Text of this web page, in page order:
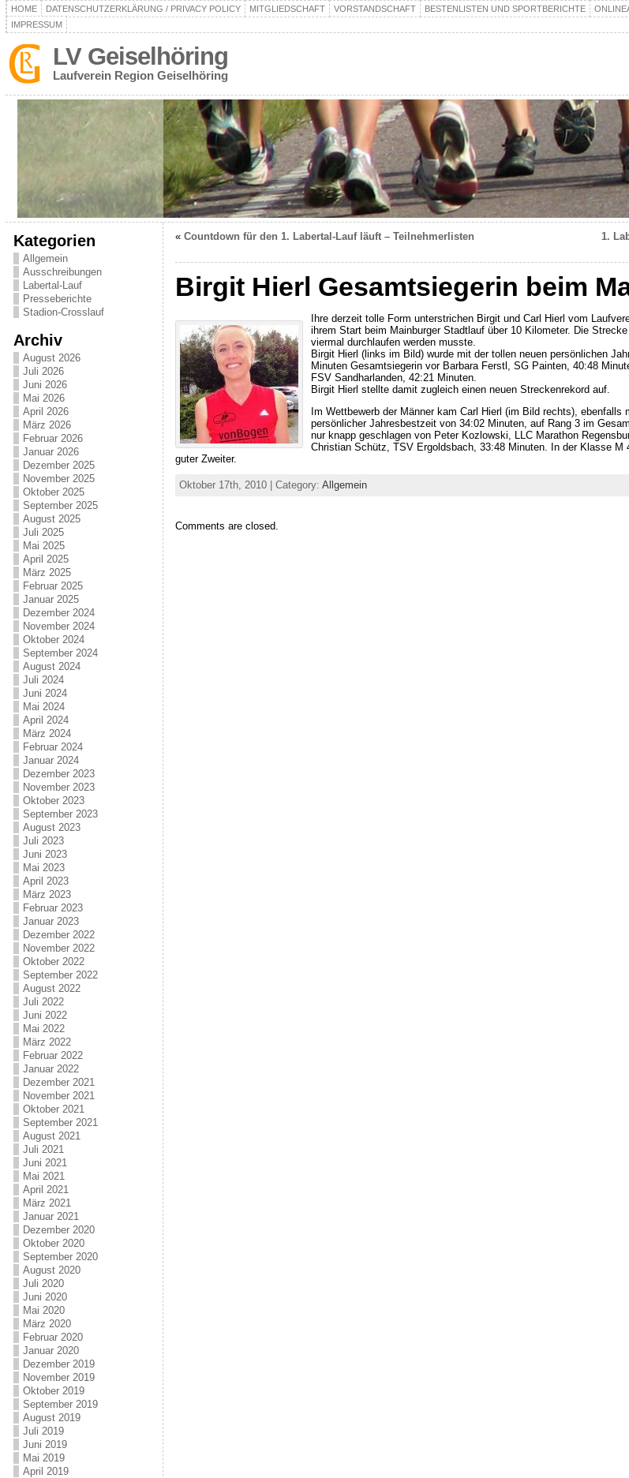
HOME DATENSCHUTZERKLÄRUNG / PRIVACY POLICY MITGLIEDSCHAFT VORSTANDSCHAFT BESTENLISTEN UND SPORTBERICHTE
IMPRESSUM
LV Geiselhöring
Laufverein Region Geiselhöring
Kategorien
Allgemein
Ausschreibungen
Labertal-Lauf
Presseberichte
Stadion-Crosslauf
Archiv
August 2026
Juli 2026
Juni 2026
Mai 2026
April 2026
März 2026
Februar 2026
Januar 2026
Dezember 2025
November 2025
Oktober 2025
September 2025
August 2025
Juli 2025
Mai 2025
April 2025
März 2025
Februar 2025
Januar 2025
Dezember 2024
November 2024
Oktober 2024
September 2024
August 2024
Juli 2024
Juni 2024
Mai 2024
April 2024
März 2024
Februar 2024
Januar 2024
Dezember 2023
November 2023
Oktober 2023
September 2023
August 2023
Juli 2023
Juni 2023
Mai 2023
April 2023
März 2023
Februar 2023
Januar 2023
Dezember 2022
November 2022
Oktober 2022
September 2022
August 2022
Juli 2022
Juni 2022
Mai 2022
März 2022
Februar 2022
Januar 2022
Dezember 2021
November 2021
Oktober 2021
September 2021
August 2021
Juli 2021
Juni 2021
Mai 2021
April 2021
März 2021
Januar 2021
Dezember 2020
Oktober 2020
September 2020
August 2020
Juli 2020
Juni 2020
Mai 2020
März 2020
Februar 2020
Januar 2020
Dezember 2019
November 2019
Oktober 2019
September 2019
August 2019
Juli 2019
Juni 2019
Mai 2019
April 2019
« Countdown für den 1. Labertal-Lauf läuft – Teilnehmerlisten
1.
Birgit Hierl Gesamtsiegerin beim
Ihre derzeit tolle Form unterstrichen Birgit und Carl Hierl vom
ihrem Start beim Mainburger Stadtlauf über 10 Kilometer. Die
viermal durchlaufen werden musste.
Birgit Hierl (links im Bild) wurde mit der tollen neuen persönlichen
Minuten Gesamtsiegerin vor Barbara Ferstl, SG Painten, 40:48
FSV Sandharlanden, 42:21 Minuten.
Birgit Hierl stellte damit zugleich einen neuen Streckenrekord auf.
Im Wettbewerb der Männer kam Carl Hierl (im Bild rechts), ebenfalls
persönlicher Jahresbestzeit von 34:02 Minuten, auf Rang 3 im
nur knapp geschlagen von Peter Kozlowski, LLC Marathon
Christian Schütz, TSV Ergoldsbach, 33:48 Minuten. In der Klasse M
guter Zweiter.
Oktober 17th, 2010 | Category: Allgemein
Comments are closed.